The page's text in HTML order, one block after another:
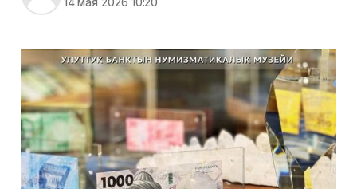
14 мая 2026 10:20